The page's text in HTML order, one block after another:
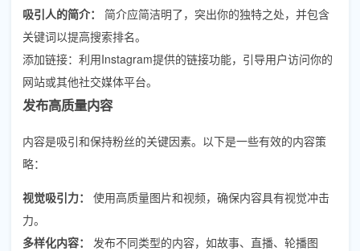
吸引人的简介：
简介应简洁明了，突出你的独特之处，并包含
关键词以提高搜索排名。
添加链接：利用Instagram提供的链接功能，引导用户访问你的
网站或其他社交媒体平台。
发布高质量内容
内容是吸引和保持粉丝的关键因素。以下是一些有效的内容策
略：
视觉吸引力：
使用高质量图片和视频，确保内容具有视觉冲击
力。
多样化内容：
发布不同类型的内容，如故事、直播、轮播图